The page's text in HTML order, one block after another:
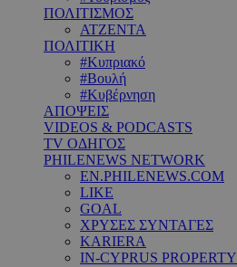
ΠΟΛΙΤΙΣΜΟΣ
ΑΤΖΕΝΤΑ
ΠΟΛΙΤΙΚΗ
#Κυπριακό
#Βουλή
#Κυβέρνηση
ΑΠΟΨΕΙΣ
VIDEOS & PODCASTS
TV ΟΔΗΓΟΣ
PHILENEWS NETWORK
EN.PHILENEWS.COM
LIKE
GOAL
ΧΡΥΣΕΣ ΣΥΝΤΑΓΕΣ
KARIERA
IN-CYPRUS PROPERTY